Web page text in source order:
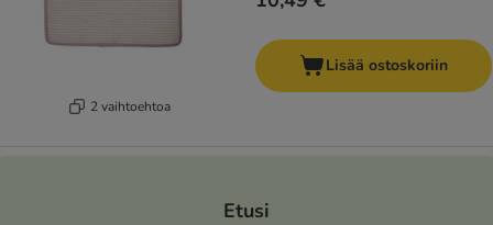
2 vaihtoehtoa
Lisää ostoskoriin
Etusi